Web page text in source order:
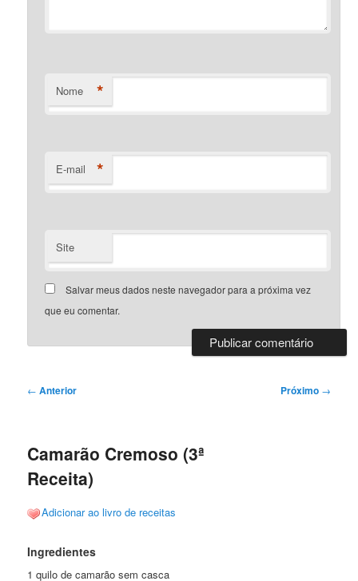
Nome *
E-mail *
Site
Salvar meus dados neste navegador para a próxima vez
que eu comentar.
Navegação
← Anterior Próximo →
Camarão Cremoso (3ª
Receita)
Adicionar ao livro de receitas
Ingredientes
1 quilo de camarão sem casca